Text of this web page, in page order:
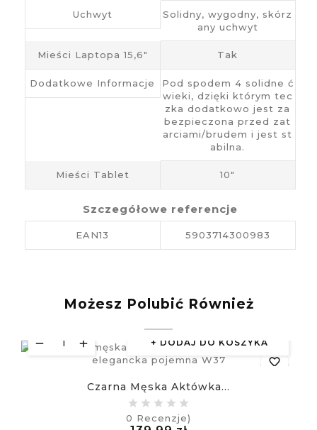
Uchwyt
Solidny, wygodny, skórz
any uchwyt
Mieści Laptopa 15,6" Tak
Dodatkowe Informacje
Pod spodem 4 solidne ć
wieki, dzięki którym tec
zka dodatkowo jest za
bezpieczona przed zat
arciami/brudem i jest st
abilna.
Mieści Tablet 10"
Szczegółowe referencje
EAN13 5903714300983
Możesz Polubić Również
DODAJ DO KOSZYKA
favorite_border
Czarna Męska Aktówka...
0 Recenzje)